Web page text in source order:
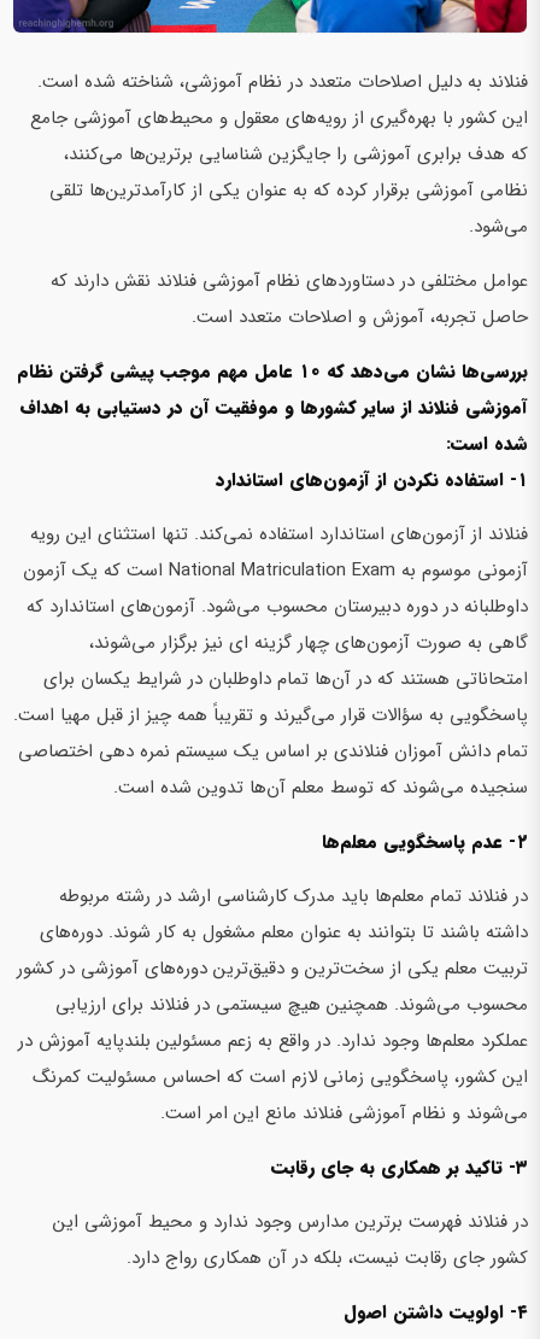
فنلاند به دلیل اصلاحات متعدد در نظام آموزشی، شناخته شده است.
این کشور با بهره‌گیری از رویه‌های معقول و محیط‌های آموزشی جامع
که هدف برابری آموزشی را جایگزین شناسایی برترین‌ها می‌کنند،
نظامی آموزشی برقرار کرده که به عنوان یکی از کارآمدترین‌ها تلقی
می‌شود.
عوامل مختلفی در دستاوردهای نظام آموزشی فنلاند نقش دارند که
حاصل تجربه، آموزش و اصلاحات متعدد است.
بررسی‌ها نشان می‌دهد که ۱۰ عامل مهم موجب پیشی گرفتن نظام
آموزشی فنلاند از سایر کشورها و موفقیت آن در دستیابی به اهداف
شده است:
۱- استفاده نکردن از آزمون‌های استاندارد
فنلاند از آزمون‌های استاندارد استفاده نمی‌کند. تنها استثنای این رویه
آزمونی موسوم به National Matriculation Exam است که یک آزمون
داوطلبانه در دوره دبیرستان محسوب می‌شود. آزمون‌های استاندارد که
گاهی به صورت آزمون‌های چهار گزینه ای نیز برگزار می‌شوند،
امتحاناتی هستند که در آن‌ها تمام داوطلبان در شرایط یکسان برای
پاسخگویی به سؤالات قرار می‌گیرند و تقریباً همه چیز از قبل مهیا است.
تمام دانش آموزان فنلاندی بر اساس یک سیستم نمره دهی اختصاصی
سنجیده می‌شوند که توسط معلم آن‌ها تدوین شده است.
۲- عدم پاسخگویی معلم‌ها
در فنلاند تمام معلم‌ها باید مدرک کارشناسی ارشد در رشته مربوطه
داشته باشند تا بتوانند به عنوان معلم مشغول به کار شوند. دوره‌های
تربیت معلم یکی از سخت‌ترین و دقیق‌ترین دوره‌های آموزشی در کشور
محسوب می‌شوند. همچنین هیچ سیستمی در فنلاند برای ارزیابی
عملکرد معلم‌ها وجود ندارد. در واقع به زعم مسئولین بلندپایه آموزش در
این کشور، پاسخگویی زمانی لازم است که احساس مسئولیت کمرنگ
می‌شوند و نظام آموزشی فنلاند مانع این امر است.
۳- تاکید بر همکاری به جای رقابت
در فنلاند فهرست برترین مدارس وجود ندارد و محیط آموزشی این
کشور جای رقابت نیست، بلکه در آن همکاری رواج دارد.
۴- اولویت داشتن اصول